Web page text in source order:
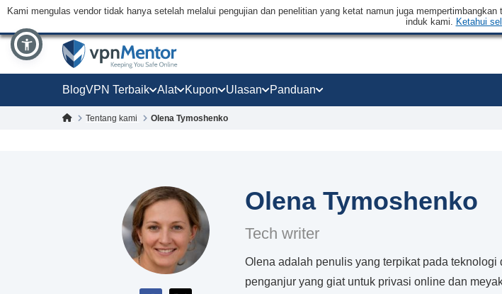
Kami mengulas vendor tidak hanya setelah melalui pengujian dan penelitian yang ketat namun juga
induk kami. Ketahui
BlogVPN Terbaik Alat Kupon Ulasan Panduan
Tentang kami Olena Tymoshenko
Olena Tymoshenko
Tech writer
Olena adalah penulis yang terpikat pada
penganjur yang giat untuk privasi online dan